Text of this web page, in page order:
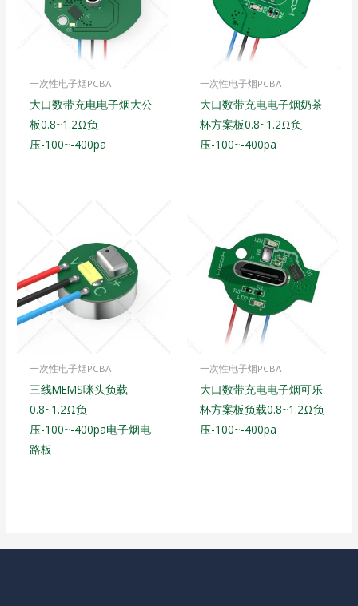
一次性电子烟PCBA
大口数带充电电子烟大公
板0.8~1.2Ω负
压-100~-400pa
一次性电子烟PCBA
大口数带充电电子烟奶茶
杯方案板0.8~1.2Ω负
压-100~-400pa
一次性电子烟PCBA
三线MEMS咪头负载
0.8~1.2Ω负
压-100~-400pa电子烟电
路板
一次性电子烟PCBA
大口数带充电电子烟可乐
杯方案板负载0.8~1.2Ω负
压-100~-400pa